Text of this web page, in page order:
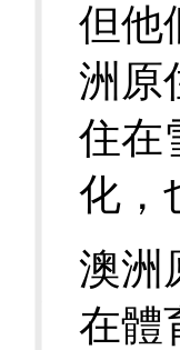
但他
洲原
住在
化，
澳洲
在體